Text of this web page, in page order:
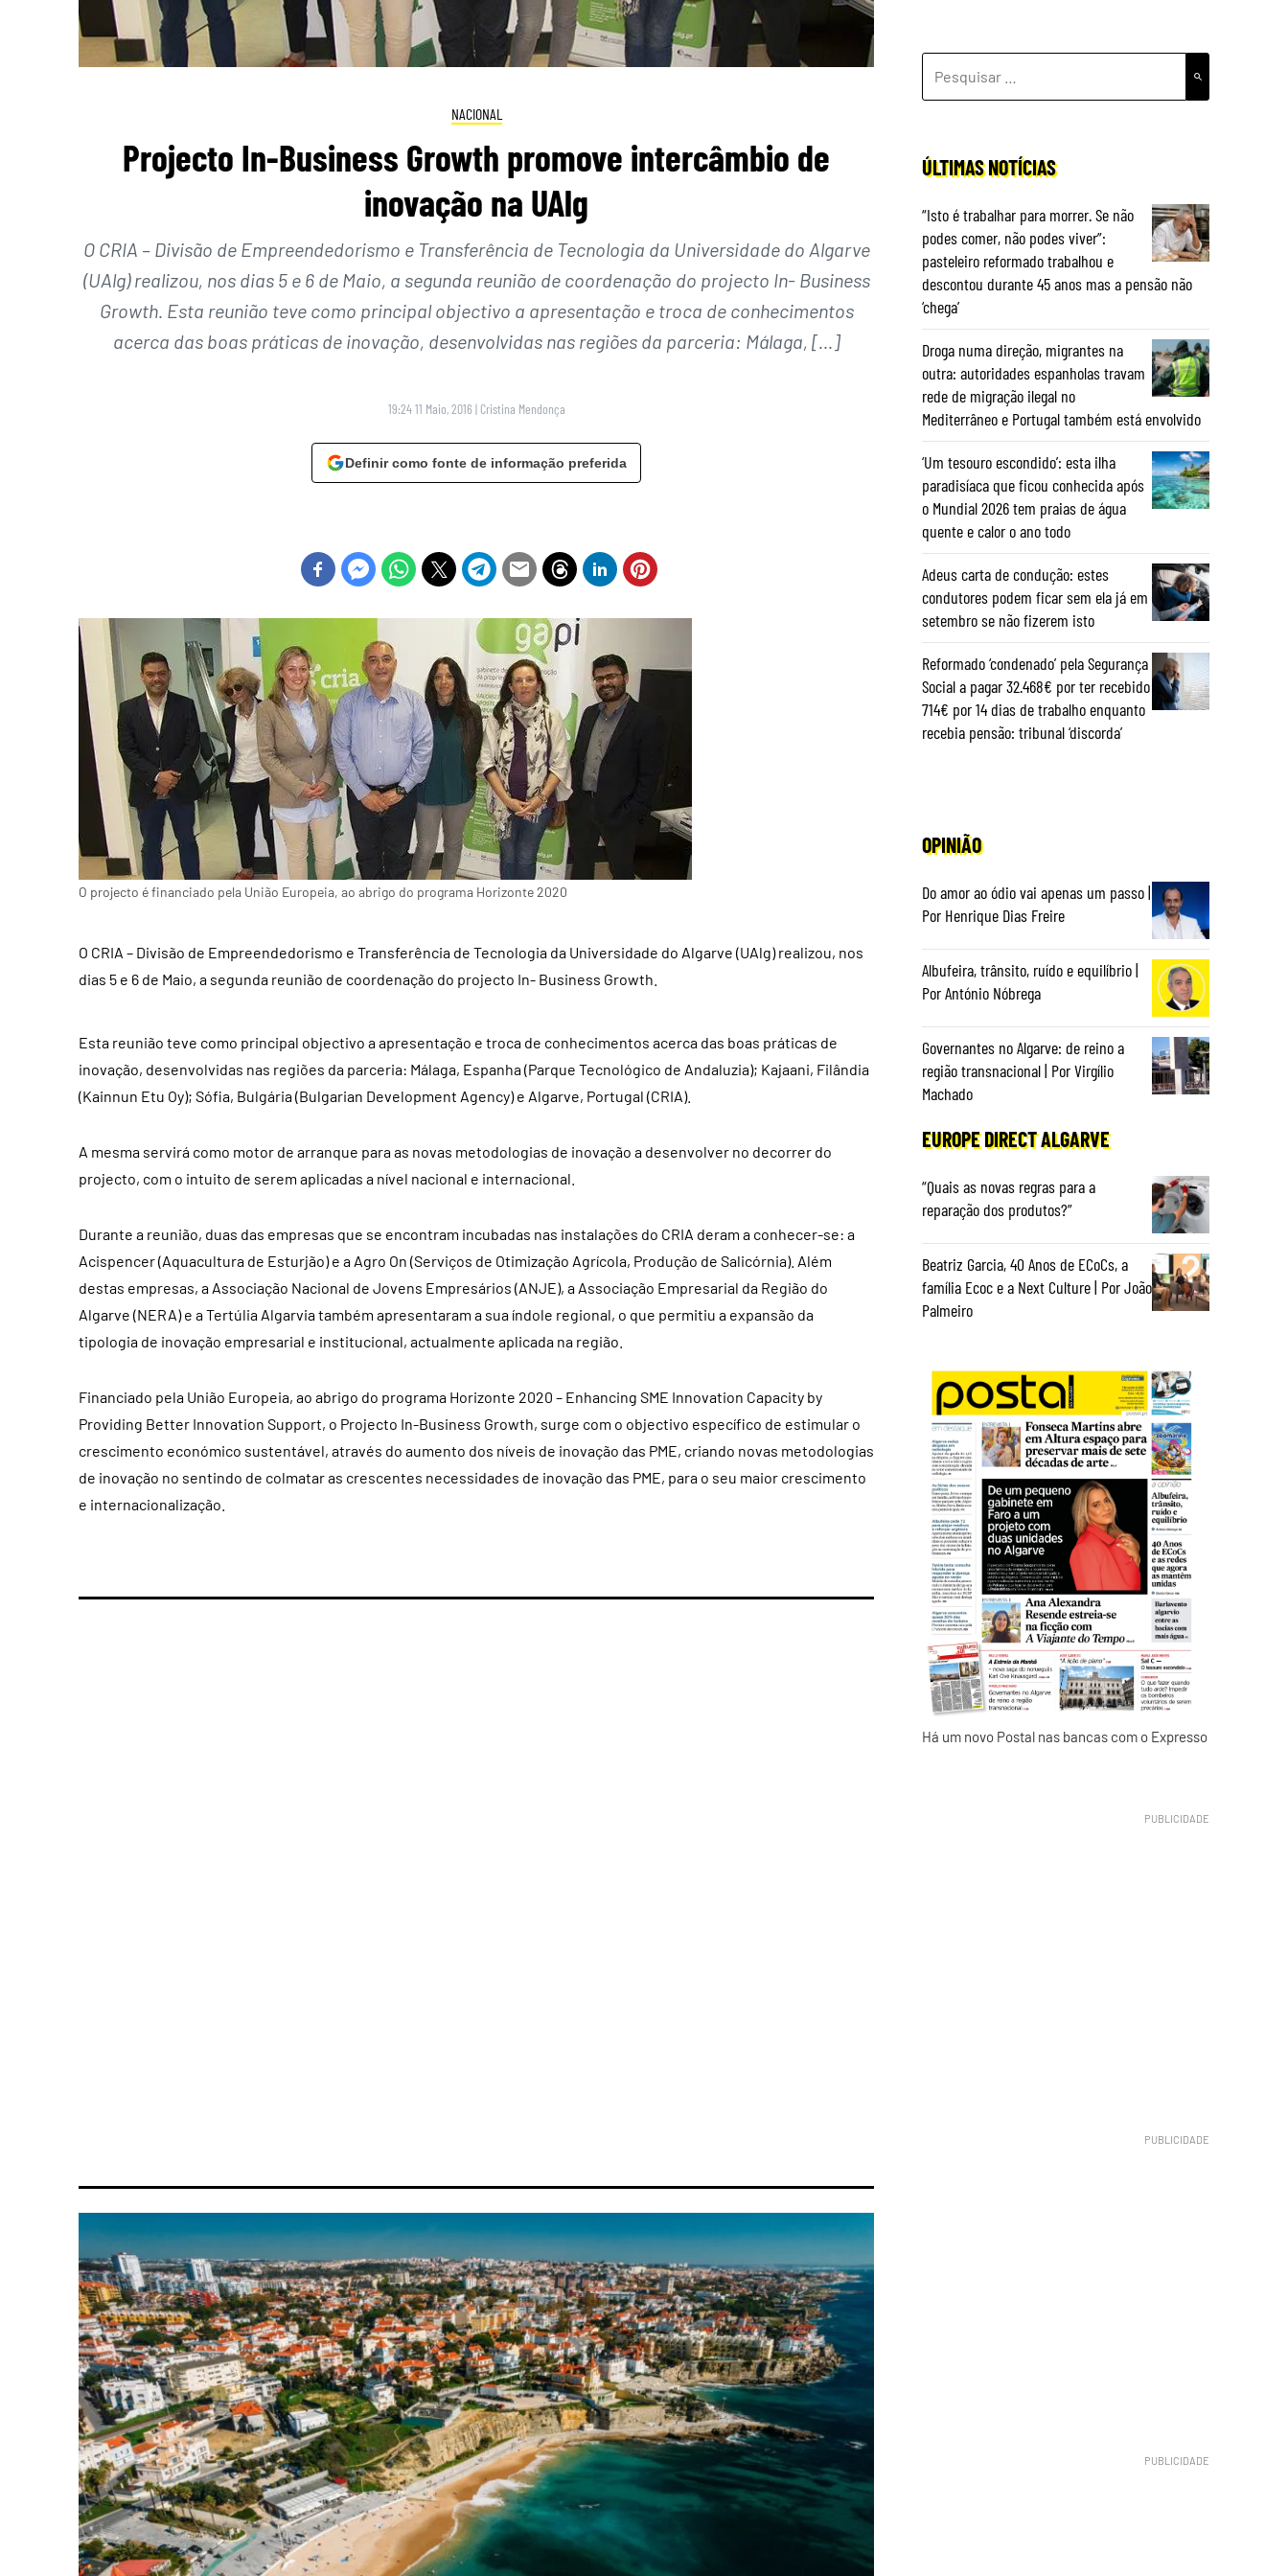
NACIONAL
Projecto In-Business Growth promove intercâmbio de
inovação na UAlg
O CRIA – Divisão de Empreendedorismo e Transferência de Tecnologia da Universidade do Algarve
(UAlg) realizou, nos dias 5 e 6 de Maio, a segunda reunião de coordenação do projecto In- Business
Growth. Esta reunião teve como principal objectivo a apresentação e troca de conhecimentos
acerca das boas práticas de inovação, desenvolvidas nas regiões da parceria: Málaga, […]
19:24 11 Maio, 2016 | Cristina Mendonça
Definir como fonte de informação preferida
O projecto é financiado pela União Europeia, ao abrigo do programa Horizonte 2020
O CRIA – Divisão de Empreendedorismo e Transferência de Tecnologia da Universidade do Algarve (UAlg) realizou, nos
dias 5 e 6 de Maio, a segunda reunião de coordenação do projecto In- Business Growth.
Esta reunião teve como principal objectivo a apresentação e troca de conhecimentos acerca das boas práticas de
inovação, desenvolvidas nas regiões da parceria: Málaga, Espanha (Parque Tecnológico de Andaluzia); Kajaani, Filândia
(Kainnun Etu Oy); Sófia, Bulgária (Bulgarian Development Agency) e Algarve, Portugal (CRIA).
A mesma servirá como motor de arranque para as novas metodologias de inovação a desenvolver no decorrer do
projecto, com o intuito de serem aplicadas a nível nacional e internacional.
Durante a reunião, duas das empresas que se encontram incubadas nas instalações do CRIA deram a conhecer-se: a
Acispencer (Aquacultura de Esturjão) e a Agro On (Serviços de Otimização Agrícola, Produção de Salicórnia). Além
destas empresas, a Associação Nacional de Jovens Empresários (ANJE), a Associação Empresarial da Região do
Algarve (NERA) e a Tertúlia Algarvia também apresentaram a sua índole regional, o que permitiu a expansão da
tipologia de inovação empresarial e institucional, actualmente aplicada na região.
Financiado pela União Europeia, ao abrigo do programa Horizonte 2020 – Enhancing SME Innovation Capacity by
Providing Better Innovation Support, o Projecto In-Business Growth, surge com o objectivo específico de estimular o
crescimento económico sustentável, através do aumento dos níveis de inovação das PME, criando novas metodologias
de inovação no sentindo de colmatar as crescentes necessidades de inovação das PME, para o seu maior crescimento
e internacionalização.
POR:
ÚLTIMAS NOTÍCIAS
“Isto é trabalhar para morrer. Se não
podes comer, não podes viver”:
pasteleiro reformado trabalhou e
descontou durante 45 anos mas a pensão não
‘chega’
Droga numa direção, migrantes na
outra: autoridades espanholas travam
rede de migração ilegal no
Mediterrâneo e Portugal também está envolvido
‘Um tesouro escondido’: esta ilha
paradisíaca que ficou conhecida após
o Mundial 2026 tem praias de água
quente e calor o ano todo
Adeus carta de condução: estes
condutores podem ficar sem ela já em
setembro se não fizerem isto
Reformado ‘condenado’ pela Segurança
Social a pagar 32.468€ por ter recebido
714€ por 14 dias de trabalho enquanto
recebia pensão: tribunal ‘discorda’
OPINIÃO
Do amor ao ódio vai apenas um passo |
Por Henrique Dias Freire
Albufeira, trânsito, ruído e equilíbrio |
Por António Nóbrega
Governantes no Algarve: de reino a
região transnacional | Por Virgílio
Machado
EUROPE DIRECT ALGARVE
“Quais as novas regras para a
reparação dos produtos?”
Beatriz Garcia, 40 Anos de ECoCs, a
família Ecoc e a Next Culture | Por João
Palmeiro
Há um novo Postal nas bancas com o Expresso